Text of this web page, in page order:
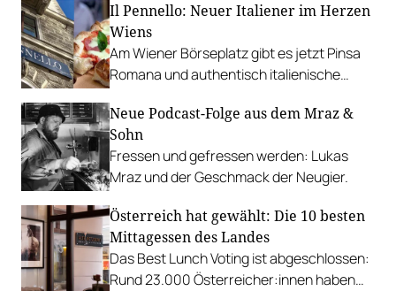
Il Pennello: Neuer Italiener im Herzen
Wiens
Am Wiener Börseplatz gibt es jetzt Pinsa
Romana und authentisch italienische
Neue Podcast-Folge aus dem Mraz &
Sohn
Fressen und gefressen werden: Lukas
Mraz und der Geschmack der Neugier.
Österreich hat gewählt: Die 10 besten
Mittagessen des Landes
Das Best Lunch Voting ist abgeschlossen:
Rund 23.000 Österreicher:innen haben